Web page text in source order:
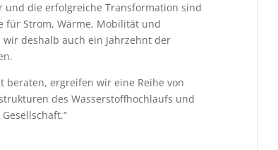
die erfolgreiche Transformation sind
für Strom, Wärme, Mobilität und
deshalb auch ein Jahrzehnt der
beraten, ergreifen wir eine Reihe von
des Wasserstoffhochlaufs und